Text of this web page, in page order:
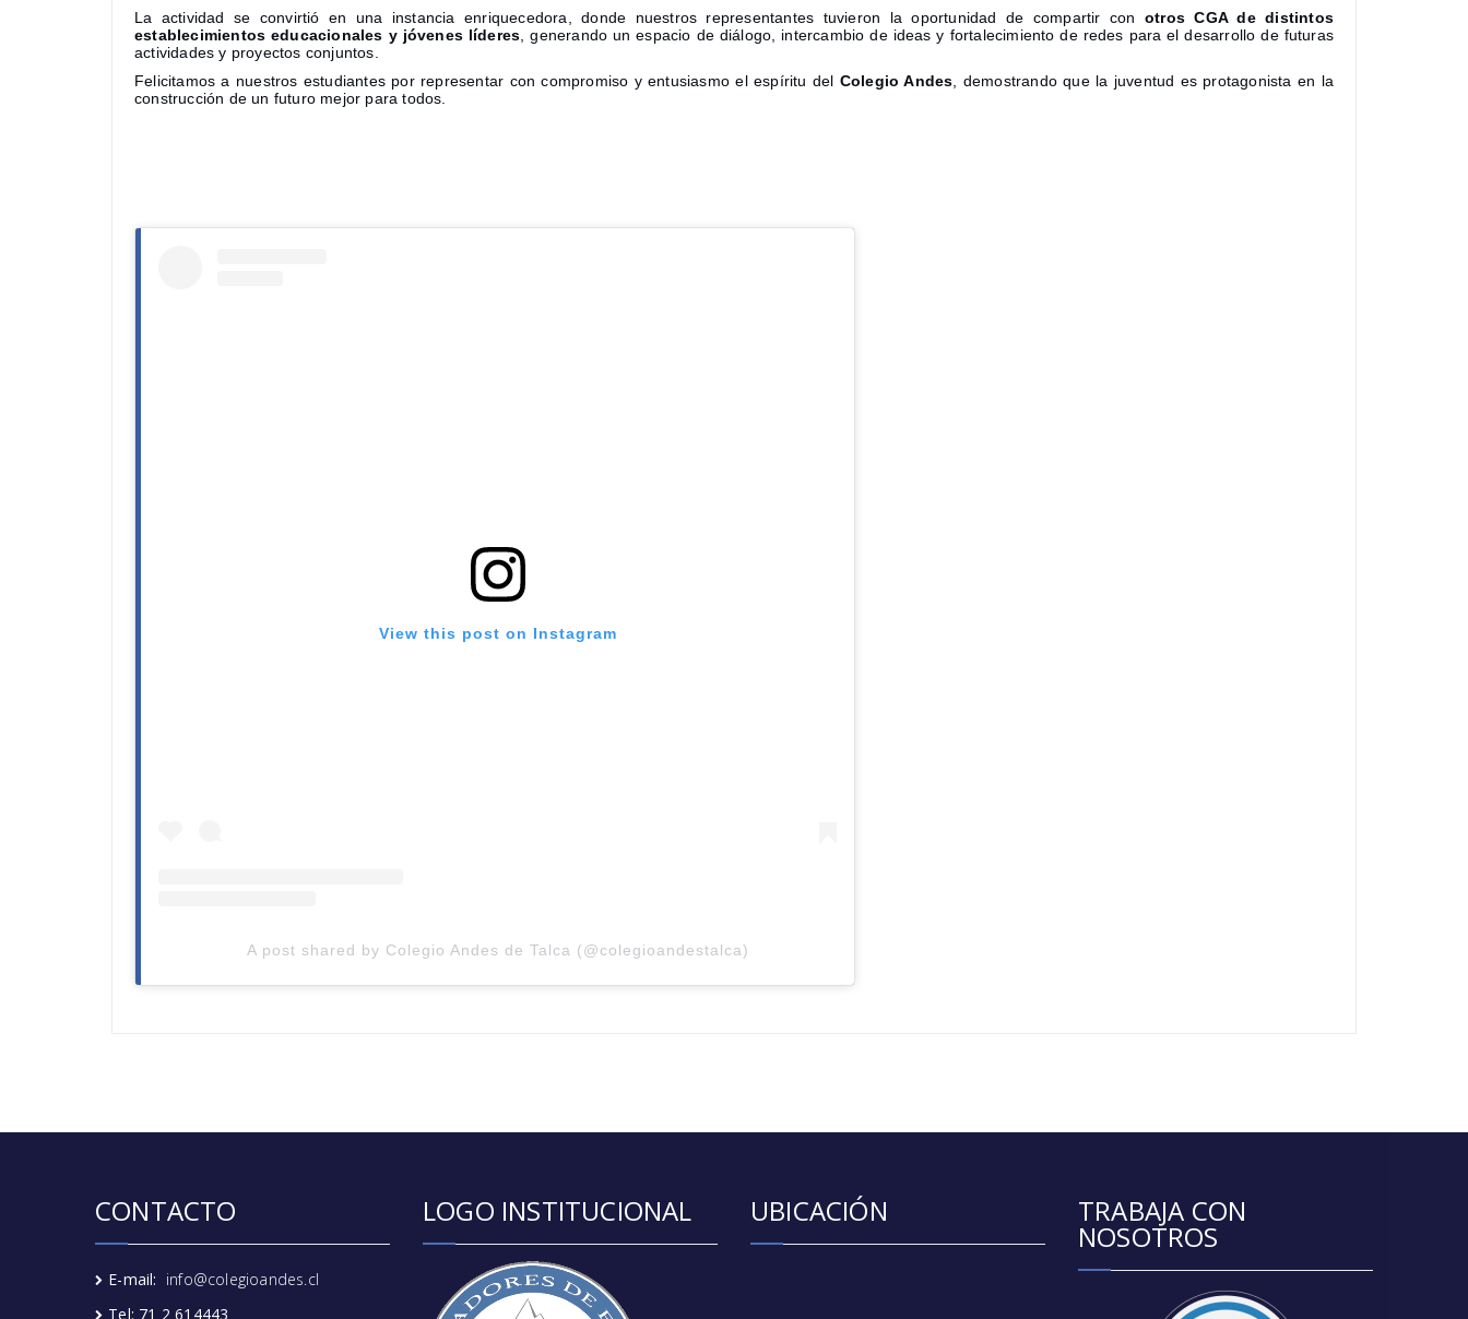
La actividad se convirtió en una instancia enriquecedora, donde nuestros representantes tuvieron la oportunidad de compartir conotros CGA de distintos
establecimientos educacionales y jóvenes líderes, generando un espacio de diálogo, intercambio de ideas y fortalecimiento de redes para el desarrollo de futuras
actividades y proyectos conjuntos.
Felicitamos a nuestros estudiantes por representar con compromiso y entusiasmo el espíritu del Colegio Andes, demostrando que la juventud es protagonista en la
construcción de un futuro mejor para todos.
View this post on Instagram
A post shared by Colegio Andes de Talca (@colegioandestalca)
CONTACTO
E-mail: info@colegioandes.cl
Tel: 71 2 614443
LOGO INSTITUCIONAL UBICACIÓN TRABAJA CON
NOSOTROS